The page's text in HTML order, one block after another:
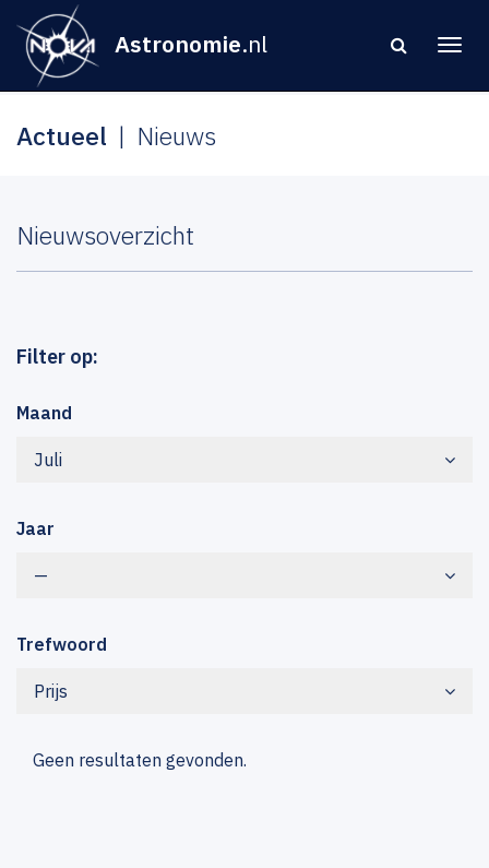
Astronomie.nl
Actueel Nieuws
Nieuwsoverzicht
Filter op:
Maand
Juli
Jaar
—
Trefwoord
Prijs
Geen resultaten gevonden.